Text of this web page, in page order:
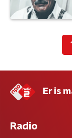
1
Er is
Radio